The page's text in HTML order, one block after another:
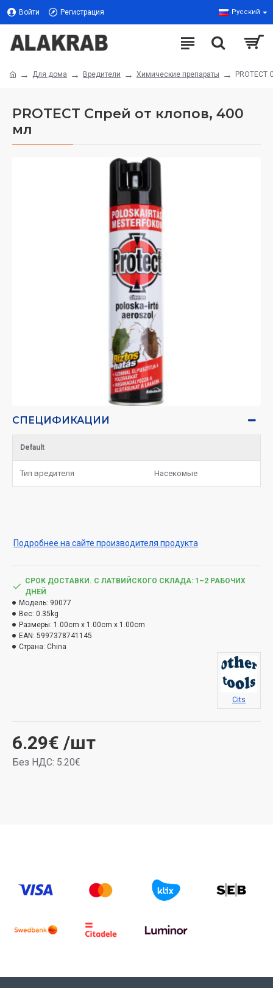
Войти Регистрация Русский
Для дома Вредители Химические препараты PROTECT
PROTECT Спрей от клопов, 400
мл
СПЕЦИФИКАЦИИ
Default
Тип вредителя Насекомые
Подробнее на сайте производителя продукта
6.29€ /шт
Без НДС: 5.20€
СРОК ДОСТАВКИ. С ЛАТВИЙСКОГО СКЛАДА: 1–2 РАБОЧИХ
ДНЕЙ
Модель: 90077
Вес: 0.35kg
Размеры: 1.00cm x 1.00cm x 1.00cm
EAN: 5997378741145
Страна: China
Cits